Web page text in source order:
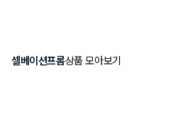
셀베이션프롬상품 모아보기